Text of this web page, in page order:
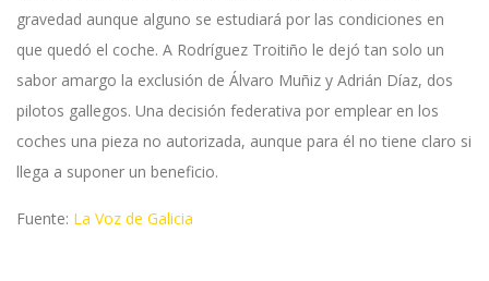
gravedad aunque alguno se estudiará por las condiciones en
que quedó el coche. A Rodríguez Troitiño le dejó tan solo un
sabor amargo la exclusión de Álvaro Muñiz y Adrián Díaz, dos
pilotos gallegos. Una decisión federativa por emplear en los
coches una pieza no autorizada, aunque para él no tiene claro si
llega a suponer un beneficio.
Fuente: La Voz de Galicia